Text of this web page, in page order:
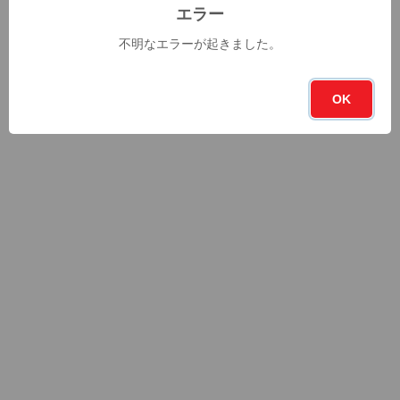
エラー
不明なエラーが起きました。
OK